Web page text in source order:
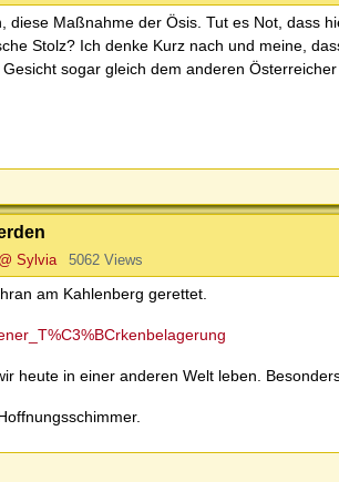
diese Maßnahme der Ösis. Tut es Not, dass
Stolz? Ich denke Kurz nach und meine,
sogar gleich dem anderen
@ Sylvia 5062 Views
am Kahlenberg gerettet.
heute in einer anderen Welt leben.